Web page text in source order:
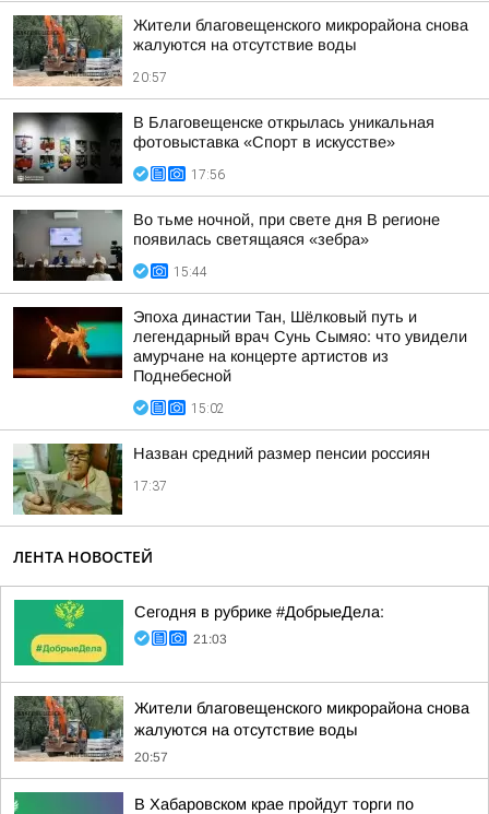
Жители благовещенского микрорайона снова
жалуются на отсутствие воды
20:57
В Благовещенске открылась уникальная
фотовыставка «Спорт в искусстве»
17:56
Во тьме ночной, при свете дня В регионе
появилась светящаяся «зебра»
15:44
Эпоха династии Тан, Шёлковый путь и
легендарный врач Сунь Сымяо: что увидели
амурчане на концерте артистов из
Поднебесной
15:02
Назван средний размер пенсии россиян
17:37
ЛЕНТА НОВОСТЕЙ
Сегодня в рубрике #ДобрыеДела:
21:03
Жители благовещенского микрорайона снова
жалуются на отсутствие воды
20:57
В Хабаровском крае пройдут торги по